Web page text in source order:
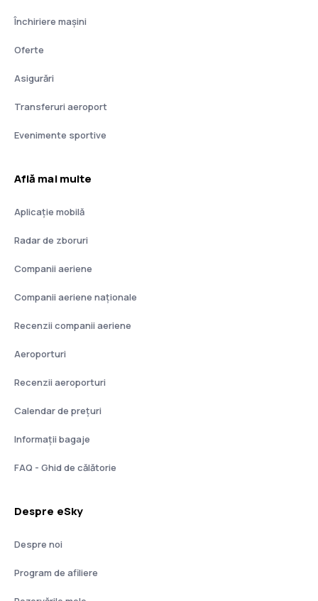
Închiriere mașini
Oferte
Asigurări
Transferuri aeroport
Evenimente sportive
Află mai multe
Aplicație mobilă
Radar de zboruri
Companii aeriene
Companii aeriene naţionale
Recenzii companii aeriene
Aeroporturi
Recenzii aeroporturi
Calendar de prețuri
Informații bagaje
FAQ - Ghid de călătorie
Despre eSky
Despre noi
Program de afiliere